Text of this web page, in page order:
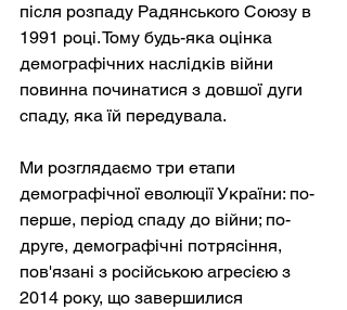
після розпаду Радянського Союзу в
1991 році. Тому будь-яка оцінка
демографічних наслідків війни
повинна починатися з довшої дуги
спаду, яка їй передувала.
Ми розглядаємо три етапи
демографічної еволюції України: по-
перше, період спаду до війни; по-
друге, демографічні потрясіння,
пов'язані з російською агресією з
2014 року, що завершилися